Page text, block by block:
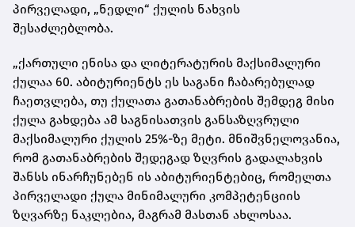
პირველადი, „ნედლი“ ქულის ნახვის
შესაძლებლობა.
„ქართული ენისა და ლიტერატურის მაქსიმალური
ქულაა 60. აბიტურიენტს ეს საგანი ჩაბარებულად
ჩაეთვლება, თუ ქულათა გათანაბრების შემდეგ მისი
ქულა გახდება ამ საგნისათვის განსაზღვრული
მაქსიმალური ქულის 25%-ზე მეტი. მნიშვნელოვანია,
რომ გათანაბრების შედეგად ზღვრის გადალახვის
შანსს ინარჩუნებენ ის აბიტურიენტებიც, რომელთა
პირველადი ქულა მინიმალური კომპეტენციის
ზღვარზე ნაკლებია, მაგრამ მასთან ახლოსაა.